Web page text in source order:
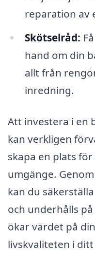
reparation av
Skötselråd:
hand om din
allt från
inredning.
Att investera i en
kan verkligen
skapa en plats
umgänge.
kan du
och underhålls
ökar värdet på
livskvaliteten i